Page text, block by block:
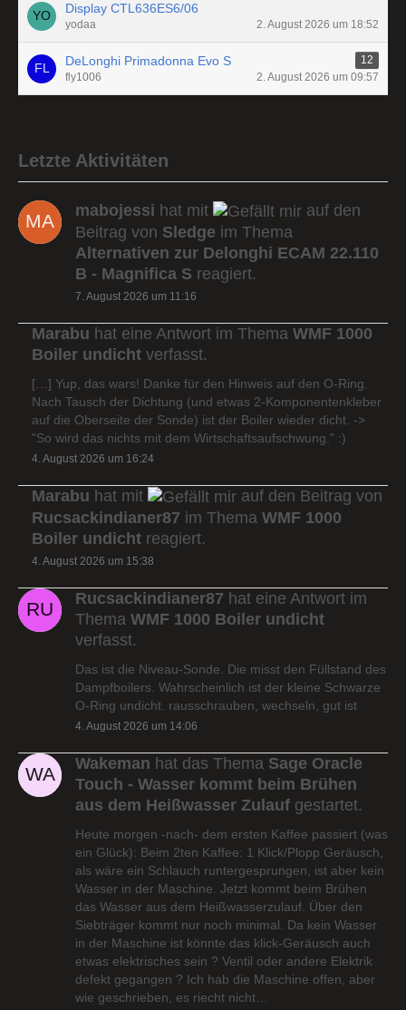
Display CTL636ES6/06
yodaa 2. August 2026 um 18:52
DeLonghi Primadonna Evo S
12
fly1006
2. August 2026 um 09:57
Letzte Aktivitäten
mabojessi hat mit
auf den
Beitrag von Sledge im Thema
Alternativen zur Delonghi ECAM 22.110
B - Magnifica S reagiert.
7. August 2026 um 11:16
Marabu hat eine Antwort im Thema WMF 1000
Boiler undicht verfasst.
[…] Yup, das wars! Danke für den Hinweis auf den O-Ring.
Nach Tausch der Dichtung (und etwas 2-Komponentenkleber
auf die Oberseite der Sonde) ist der Boiler wieder dicht. ->
"So wird das nichts mit dem Wirtschaftsaufschwung." :)
4. August 2026 um 16:24
Marabu hat mit
auf den Beitrag von
Rucsackindianer87 im Thema WMF 1000
Boiler undicht reagiert.
4. August 2026 um 15:38
Rucsackindianer87 hat eine Antwort im
Thema WMF 1000 Boiler undicht
verfasst.
Das ist die Niveau-Sonde. Die misst den Füllstand des
Dampfboilers. Wahrscheinlich ist der kleine Schwarze
O-Ring undicht. rausschrauben, wechseln, gut ist
4. August 2026 um 14:06
Wakeman hat das Thema Sage Oracle
Touch - Wasser kommt beim Brühen
aus dem Heißwasser Zulauf gestartet.
Heute morgen -nach- dem ersten Kaffee passiert (was
ein Glück): Beim 2ten Kaffee: 1 Klick/Plopp Geräusch,
als wäre ein Schlauch runtergesprungen, ist aber kein
Wasser in der Maschine. Jetzt kommt beim Brühen
das Wasser aus dem Heißwasserzulauf. Über den
Siebträger kommt nur noch minimal. Da kein Wasser
in der Maschine ist könnte das klick-Geräusch auch
etwas elektrisches sein ? Ventil oder andere Elektrik
defekt gegangen ? Ich hab die Maschine offen, aber
wie geschrieben, es riecht nicht…